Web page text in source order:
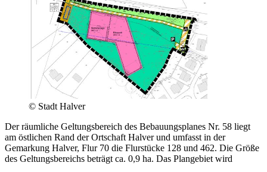
© Stadt Halver
Der räumliche Geltungsbereich des Bebauungsplanes Nr. 58 liegt
am östlichen Rand der Ortschaft Halver und umfasst in der
Gemarkung Halver, Flur 70 die Flurstücke 128 und 462. Die Größe
des Geltungsbereichs beträgt ca. 0,9 ha. Das Plangebiet wird